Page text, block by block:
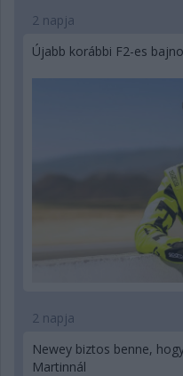
2 napja
Újabb korábbi F2-es
2 napja
Newey biztos benne,
Martinnál